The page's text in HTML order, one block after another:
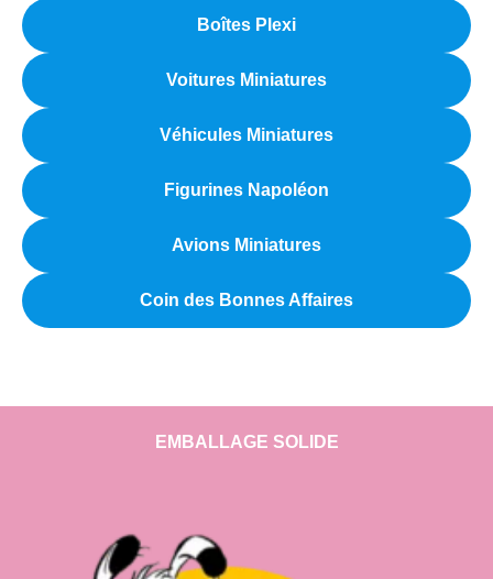
Boîtes Plexi
Voitures Miniatures
Véhicules Miniatures
Figurines Napoléon
Avions Miniatures
Coin des Bonnes Affaires
EMBALLAGE SOLIDE